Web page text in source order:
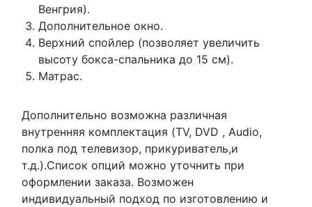
Венгрия).
Дополнительное окно.
Верхний спойлер (позволяет увеличить
высоту бокса-спальника до 15 см).
Матрас.
Дополнительно возможна различная
внутренняя комплектация (TV, DVD , Audio,
полка под телевизор, прикуриватель,и
т.д.).Список опций можно уточнить при
оформлении заказа. Возможен
индивидуальный подход по изготовлению и